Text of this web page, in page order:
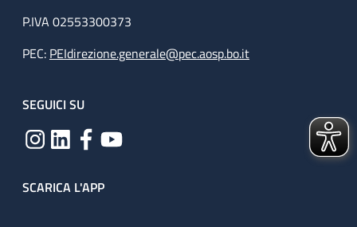
P.IVA 02553300373
PEC: PEIdirezione.generale@pec.aosp.bo.it
SEGUICI SU
SCARICA L'APP